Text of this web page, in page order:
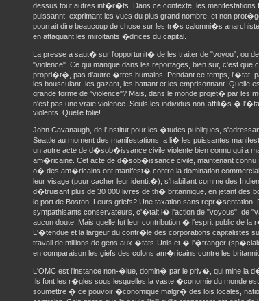
dessus tout autres int�r�ts. Dans ce contexte, les manifestations
puissannt, exprimant les vues du plus grand nombre, et non
pourrait dire beaucoup de chose sur les tr�s calomni�s
en attaquant les miroitants �difices du capital.
La presse a saut� sur l'opportunit� de les traiter de "voyou", ou
"violence". Ce qui manque dans les reportages, bien sur, c'est
propri�t�, pas d'autre �tres humains. Pendant ce temps, l'�tat,
les bousculant, les gazant, les battant et les emprisonnant. Quelle
grande forme de "violence"? Mais, dans le monde projet� par les
n'est pas une vraie violence. Seuls les individus non-affili�s �
violents. Quelle folie!
John Cavanaugh, de l'Institut pour les �tudes publiques,
Seattle au moment des manifestations, a li� les puissantes
un autre acte de d�sob�issance civile violente bien connu qui a
am�ricaine. Cet acte de d�sob�issance civile, maintenant connu
o� des am�ricains ont manifest� contre la domination
leur visage (pour cacher leur identit�), s'habillant comme des
d�truisant plus de 30 000 livres de th� britannique, en jetant des
le port de Boston. Leurs griefs? Une taxation sans repr�sentation.
sympathisants conservateurs, c'�tait l� l'action de "voyous", de
aucun doute. Mais quelle fut leur contribution � l'esprit public de
L'�tendue et la largeur du contr�le des corporations capitalistes
travail de millions de gens aux �tats-Unis et � l'�tranger
en comparaison les giefs des colons am�ricains contre les
L'OMC est l'instance non-�lue, domin� par le priv�, qui mine la
Ils font les r�gles sous lesquelles la vaste �conomie du monde
soumettre � ce pouvoir �conomique malgr� des lois locales,